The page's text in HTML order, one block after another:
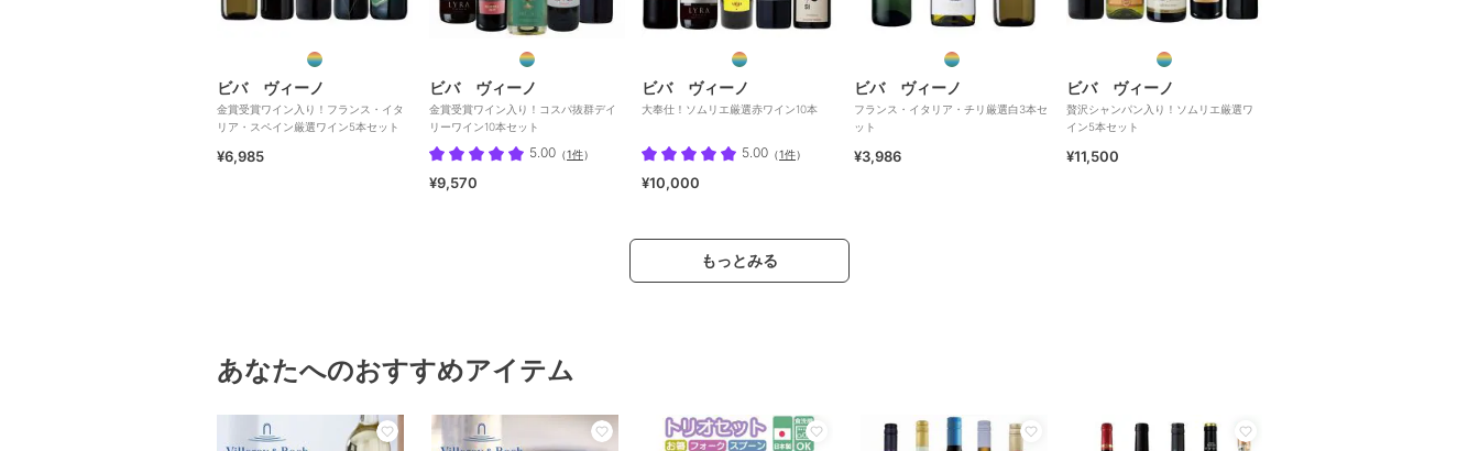
ビバ ヴィーノ
金賞受賞ワイン入り！フランス・イタ
リア・スペイン厳選ワイン5本セット
¥6,985
ビバ ヴィーノ
金賞受賞ワイン入り！コスパ抜群デイ
リーワイン10本セット
5.00 （1件）
¥9,570
ビバ ヴィーノ
大奉仕！ソムリエ厳選赤ワイン10本
5.00 （1件）
¥10,000
ビバ ヴィーノ
フランス・イタリア・チリ厳選白3本セ
ット
¥3,986
ビバ ヴィーノ
贅沢シャンパン入り！ソムリエ厳選ワ
イン5本セット
¥11,500
もっとみる
あなたへのおすすめアイテム